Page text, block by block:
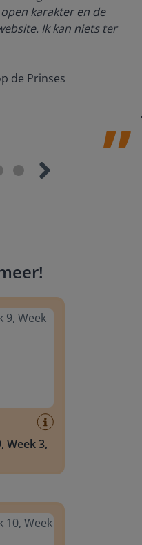
karakter en de
Ik kan niets ter
de Prinses
!
Week 3,